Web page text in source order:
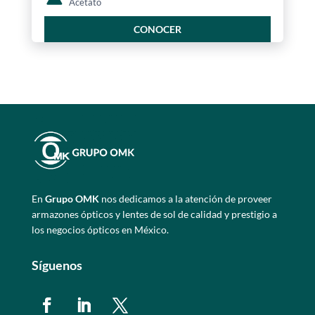
Acetato
CONOCER
En Grupo OMKnos dedicamos a la atención de proveer
armazones ópticos y lentes de sol de calidad y prestigio a
los negocios ópticos en México.
Síguenos